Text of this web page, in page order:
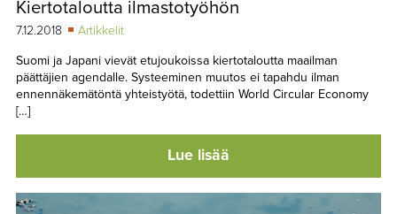
TAPAHTUMAT
YHTEYSTIEDOT
Kiertotaloutta ilmastotyöhön
7.12.2018
Artikkelit
Suomi ja Japani vievät etujoukoissa kiertotaloutta maailman
päättäjien agendalle. Systeeminen muutos ei tapahdu ilman
ennennäkemätöntä yhteistyötä, todettiin World Circular Economy
[…]
Lue lisää